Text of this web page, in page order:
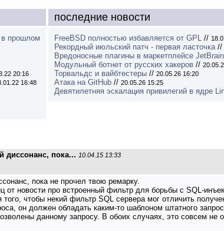
в прошлом
20:16
16:48
последние новости
FreeBSD полностью избавляется от GPL //
Рекордный июльский патч - первая ласточка//
Вредоносные плагины в маркетплейсе
Модульный ботнет от русских хакеров //
Торвальдс и вайбтестеры // 20.05.26 16:20
Атака на GitHub // 20.05.26 15:25
Девятилетняя эскалация привилегий в ядре
диссонанс, пока... 10.04.15 13:33
пока не прочел твою ремарку.
новости про встроенный фильтр для борьбы с SQL-
чтобы некий фильтр SQL сервера мог отличить
он должен обладать каким-то шаблоном штатного
данному запросу. В обоих случаях, это совсем не